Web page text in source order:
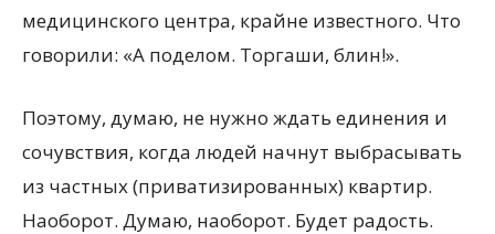
медицинского центра, крайне известного. Что
говорили: «А поделом. Торгаши, блин!».
Поэтому, думаю, не нужно ждать единения и
сочувствия, когда людей начнут выбрасывать
из частных (приватизированных) квартир.
Наоборот. Думаю, наоборот. Будет радость.